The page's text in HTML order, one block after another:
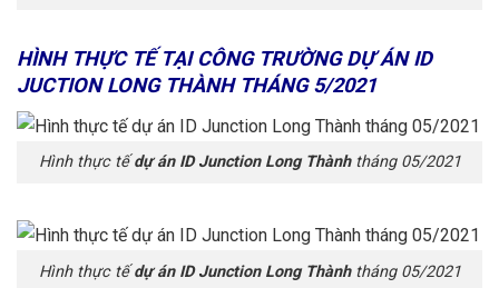
HÌNH THỰC TẾ TẠI CÔNG TRƯỜNG DỰ ÁN ID
JUCTION LONG THÀNH THÁNG 5/2021
Hình thực tếdự án ID Junction Long Thànhtháng 05/2021
Hình thực tếdự án ID Junction Long Thànhtháng 05/2021